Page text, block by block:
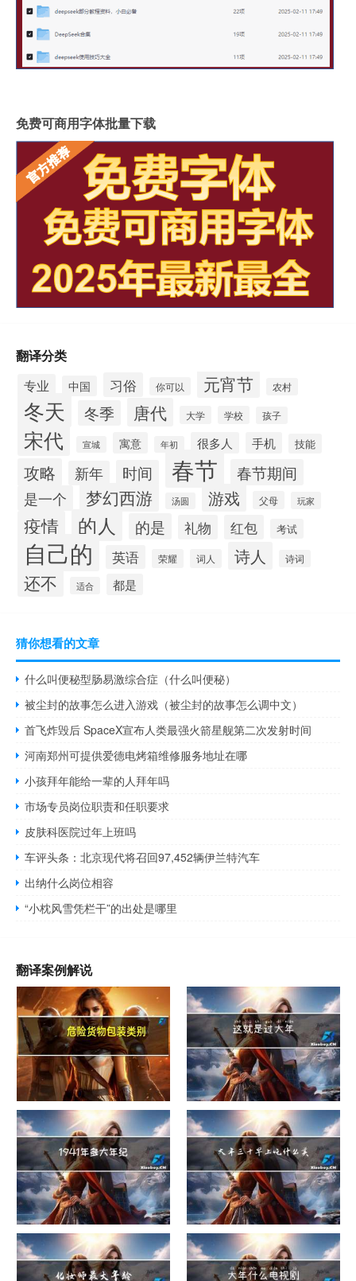
免费可商用字体批量下载
翻译分类
专业
中国 习俗 你可以 元宵节 农村
冬天 冬季 唐代 大学 学校 孩子
宋代 宣城 寓意 年初 很多人 手机 技能
攻略 新年 时间 春节 春节期间
是一个 梦幻西游 汤圆 游戏 父母 玩家
疫情 的人 的是 礼物 红包 考试
自己的 英语 荣耀 词人 诗人 诗词
还不 适合 都是
猜你想看的文章
什么叫便秘型肠易激综合症（什么叫便秘）
被尘封的故事怎么进入游戏（被尘封的故事怎么调中文）
首飞炸毁后 SpaceX宣布人类最强火箭星舰第二次发射时间
河南郑州可提供爱德电烤箱维修服务地址在哪
小孩拜年能给一辈的人拜年吗
市场专员岗位职责和任职要求
皮肤科医院过年上班吗
车评头条：北京现代将召回97,452辆伊兰特汽车
出纳什么岗位相容
“小枕风雪凭栏干”的出处是哪里
翻译案例解说
危险货物包装类别 这就是过大年
1941年多大年纪 大年三十早上吃什么美白